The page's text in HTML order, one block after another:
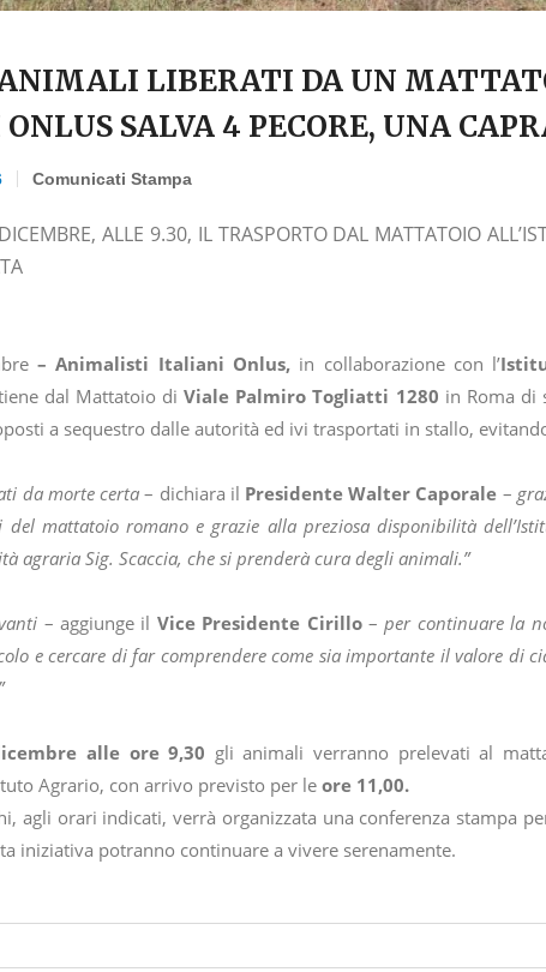
LIBERATI DA UN
SALVA 4 PECORE, UNA
Comunicati Stampa
ALLE 9.30, IL TRASPORTO DAL MATTATOIO
– Animalisti Italiani Onlus, in collaborazione con l’
dal Mattatoio diViale Palmiro Togliatti 1280 in Roma di
a sequestro dalle autorità ed ivi trasportati in stallo,
da morte certa – dichiara il Presidente Walter Caporale –
del mattatoio romano e grazie alla preziosa disponibilità
agraria Sig. Scaccia, che si prenderà cura degli animali.”
– aggiunge il Vice Presidente Cirillo–per continuare la
e cercare di far comprendere come sia importante il valore di
alle ore 9,30 gli animali verranno prelevati al
Agrario, con arrivo previsto per le ore 11,00.
agli orari indicati, verrà organizzata una conferenza stampa
iniziativa potranno continuare a vivere serenamente.